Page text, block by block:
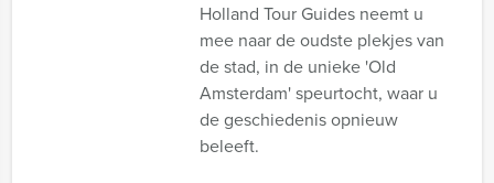
Holland Tour Guides neemt u
mee naar de oudste plekjes van
de stad, in de unieke 'Old
Amsterdam' speurtocht, waar u
de geschiedenis opnieuw
beleeft.